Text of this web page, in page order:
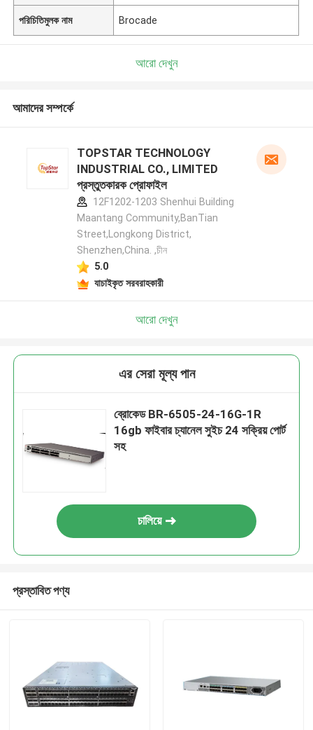
পরিচিতিমুলক নাম Brocade
আরো দেখুন
আমাদের সম্পর্কে
TOPSTAR TECHNOLOGY
INDUSTRIAL CO., LIMITED
প্রস্তুতকারক প্রোফাইল
12F1202-1203 Shenhui Building
Maantang Community,BanTian
Street,Longkong District,
Shenzhen,China. ,চীন
5.0
যাচাইকৃত সরবরাহকারী
আরো দেখুন
এর সেরা মূল্য পান
ব্রোকেড BR-6505-24-16G-1R
16gb ফাইবার চ্যানেল সুইচ 24 সক্রিয় পোর্ট
সহ
চালিয়ে
প্রস্তাবিত পণ্য